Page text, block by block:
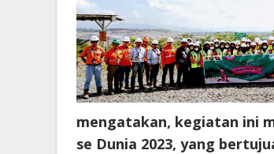
mengatakan, kegiatan ini
se Dunia 2023, yang